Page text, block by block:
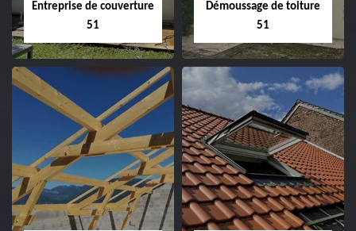
Entreprise de couverture
51
Entreprise de
couverture 51
Démoussage de toiture
51
Démoussage de
toiture 51